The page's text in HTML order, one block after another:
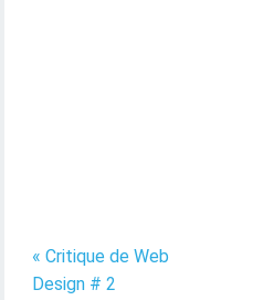
« Critique de Web
Design # 2